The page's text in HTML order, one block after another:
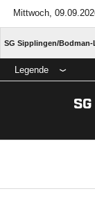
Mittwoch,
SG Sipplingen/​
Legende